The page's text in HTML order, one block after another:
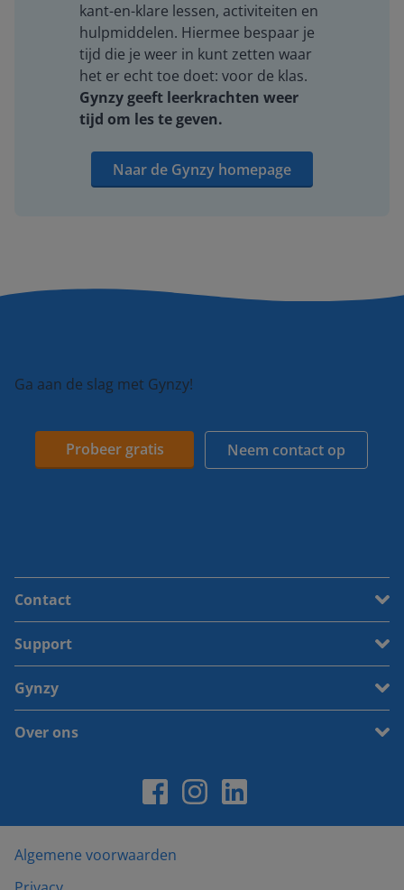
kant-en-klare lessen, activiteiten en
hulpmiddelen. Hiermee bespaar je
tijd die je weer in kunt zetten waar
het er echt toe doet: voor de klas.
Gynzy geeft leerkrachten weer
tijd om les te geven.
Naar de Gynzy homepage
Ga aan de slag met Gynzy!
Probeer gratis Neem contact op
Contact
Support
Gynzy
Over ons
Algemene voorwaarden